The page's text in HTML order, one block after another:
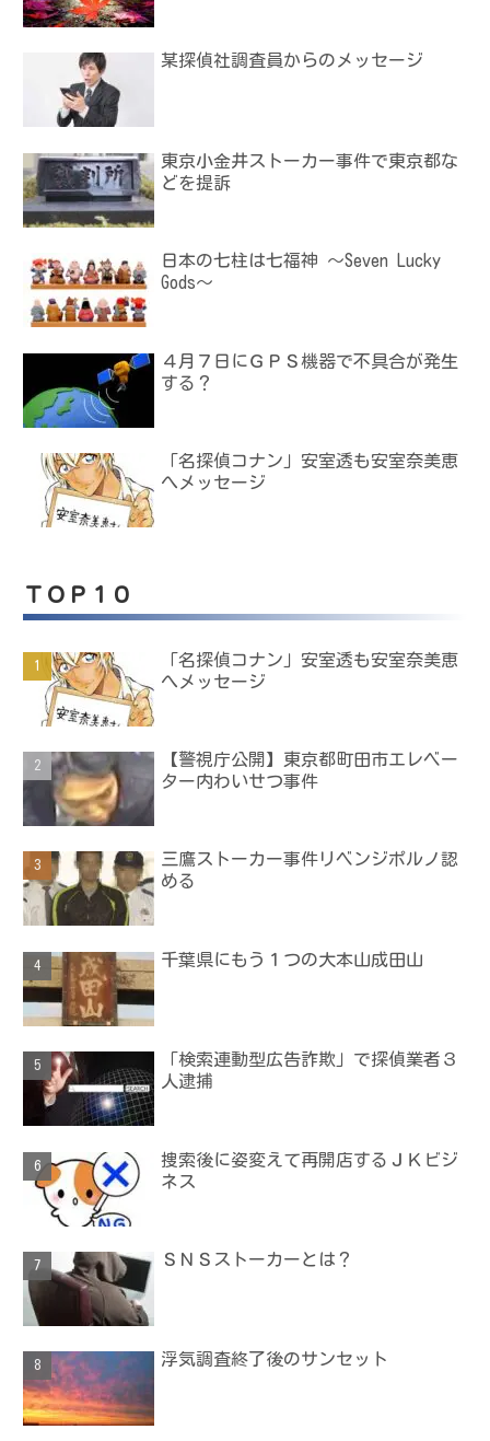
某探偵社調査員からのメッセージ
東京小金井ストーカー事件で東京都な
どを提訴
日本の七柱は七福神 ～Seven Lucky
Gods～
４月７日にＧＰＳ機器で不具合が発生
する？
「名探偵コナン」安室透も安室奈美恵
へメッセージ
ＴＯＰ１０
「名探偵コナン」安室透も安室奈美恵
へメッセージ
【警視庁公開】東京都町田市エレベー
ター内わいせつ事件
三鷹ストーカー事件リベンジポルノ認
める
千葉県にもう１つの大本山成田山
「検索連動型広告詐欺」で探偵業者３
人逮捕
捜索後に姿変えて再開店するＪＫビジ
ネス
ＳＮＳストーカーとは？
浮気調査終了後のサンセット